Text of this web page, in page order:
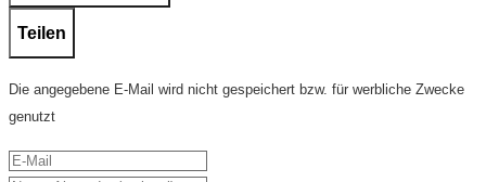
Teilen
Die angegebene E-Mail wird nicht gespeichert bzw. für werbliche Zwecke
genutzt